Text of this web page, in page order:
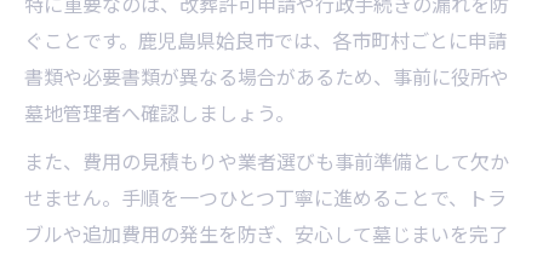
必要書類と申請時の注意点まとめ
姶良市での改葬許可申請のポイント
行政窓口での墓じまい相談の進め方
トラブルを防ぐ墓じまい手続き術
ぐことです。鹿児島県姶良市では、各市町村ごとに申請
書類や必要書類が異なる場合があるため、事前に役所や
墓地管理者へ確認しましょう。
また、費用の見積もりや業者選びも事前準備として欠か
せません。手順を一つひとつ丁寧に進めることで、トラ
ブルや追加費用の発生を防ぎ、安心して墓じまいを完了